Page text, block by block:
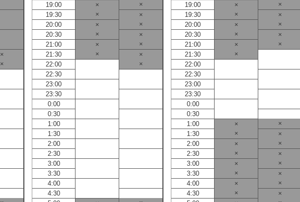
×
×
19:00
×
×
19:30
×
×
20:00
×
×
20:30
×
×
21:00
×
×
21:30
×
×
22:00
×
22:30
23:00
23:30
0:00
0:30
1:00
1:30
2:00
2:30
3:00
3:30
4:00
4:30
19:00
×
×
19:30
×
×
20:00
×
×
20:30
×
×
21:00
×
×
21:30
×
22:00
22:30
23:00
23:30
0:00
0:30
1:00
×
×
1:30
×
×
2:00
×
×
2:30
×
×
3:00
×
×
3:30
×
×
4:00
×
×
4:30
×
×